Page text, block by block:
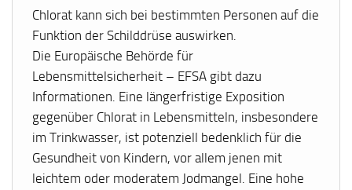
Chlorat kann sich bei bestimmten Personen auf die
Funktion der Schilddrüse auswirken.
Die Europäische Behörde für
Lebensmittelsicherheit – EFSA gibt dazu
Informationen. Eine längerfristige Exposition
gegenüber Chlorat in Lebensmitteln, insbesondere
im Trinkwasser, ist potenziell bedenklich für die
Gesundheit von Kindern, vor allem jenen mit
leichtem oder moderatem Jodmangel. Eine hohe